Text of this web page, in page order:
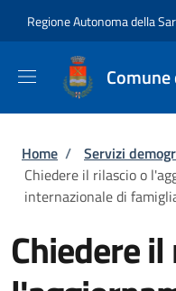
Regione Autonoma della
Briciole di
Home / Servizi
Chiedere il rilascio o
internazionale di
Chiedere